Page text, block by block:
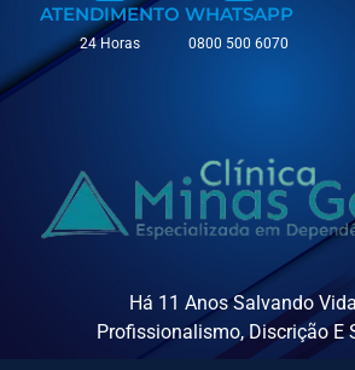
ATENDIMENTO
24 Horas
WHATSAPP
0800 500 6070
Há 11 Anos Salvando
Profissionalismo, Discrição E